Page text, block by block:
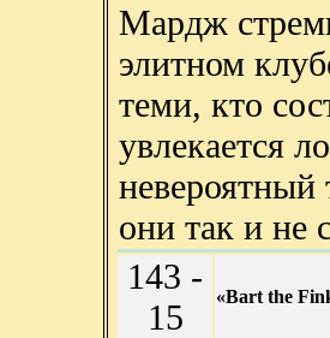
Мардж
элитном
теми, кто
увлекается
невероятный
они так и не
143 -
15
«Bart the